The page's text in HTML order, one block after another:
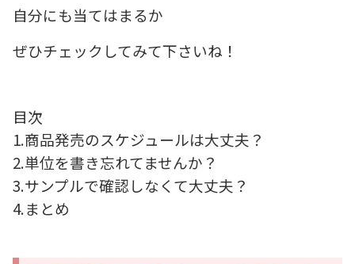
自分にも当てはまるか
ぜひチェックしてみて下さいね！
目次
1.商品発売のスケジュールは大丈夫？
2.単位を書き忘れてませんか？
3.サンプルで確認しなくて大丈夫？
4.まとめ